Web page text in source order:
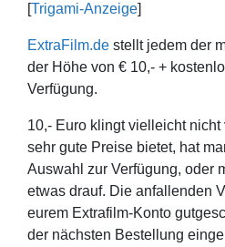
[Trigami-Anzeige]
ExtraFilm.de stellt jedem der
der Höhe von € 10,- +
Verfügung.
10,- Euro klingt vielleicht
sehr gute Preise bietet, hat
Auswahl zur Verfügung, oder
etwas drauf. Die anfallenden
eurem Extrafilm-Konto
der nächsten Bestellung